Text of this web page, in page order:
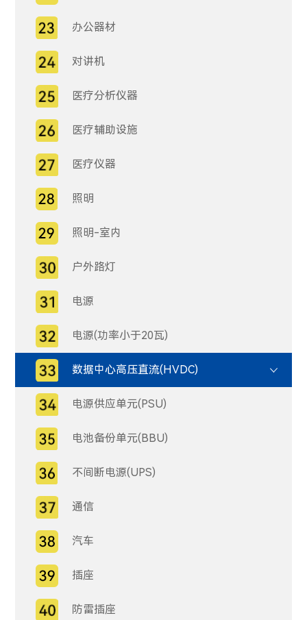
办公器材
对讲机
医疗分析仪器
医疗辅助设施
医疗仪器
照明
照明-室内
户外路灯
电源
电源(功率小于20瓦)
数据中心高压直流(HVDC)
电源供应单元(PSU)
电池备份单元(BBU)
不间断电源(UPS)
通信
汽车
插座
防雷插座